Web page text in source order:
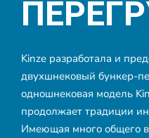
Kinze разработала и
двухшнековый бункер-
одношнековая модель
продолжает традиции
Имеющая много общего